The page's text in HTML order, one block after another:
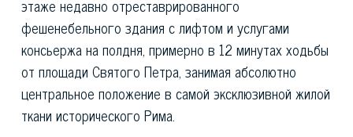
этаже недавно отреставрированного
фешенебельного здания с лифтом и услугами
консьержа на полдня, примерно в 12 минутах ходьбы
от площади Святого Петра, занимая абсолютно
центральное положение в самой эксклюзивной жилой
ткани исторического Рима.